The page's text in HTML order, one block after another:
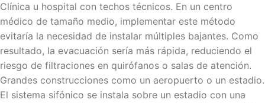
Clínica u hospital con techos técnicos. En un centro
médico de tamaño medio, implementar este método
evitaría la necesidad de instalar múltiples bajantes. Como
resultado, la evacuación sería más rápida, reduciendo el
riesgo de filtraciones en quirófanos o salas de atención.
Grandes construcciones como un aeropuerto o un estadio.
El sistema sifónico se instala sobre un estadio con una